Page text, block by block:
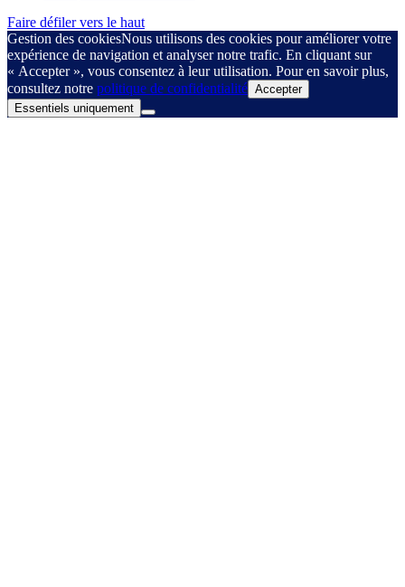
Faire défiler vers le haut
Gestion des cookiesNous utilisons des cookies pour améliorer votre
expérience de navigation et analyser notre trafic. En cliquant sur
« Accepter », vous consentez à leur utilisation. Pour en savoir plus,
consultez notre politique de confidentialité Accepter
Essentiels uniquement